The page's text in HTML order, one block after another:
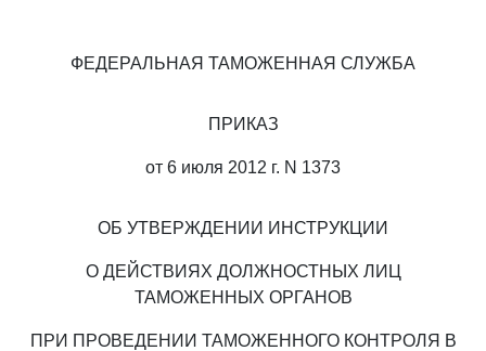
ФЕДЕРАЛЬНАЯ ТАМОЖЕННАЯ СЛУЖБА
ПРИКАЗ
от 6 июля 2012 г. N 1373
ОБ УТВЕРЖДЕНИИ ИНСТРУКЦИИ
О ДЕЙСТВИЯХ ДОЛЖНОСТНЫХ ЛИЦ
ТАМОЖЕННЫХ ОРГАНОВ
ПРИ ПРОВЕДЕНИИ ТАМОЖЕННОГО КОНТРОЛЯ В